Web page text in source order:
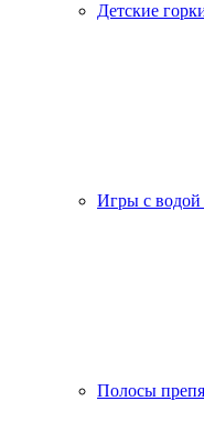
Детские
Игры с водой
Полосы